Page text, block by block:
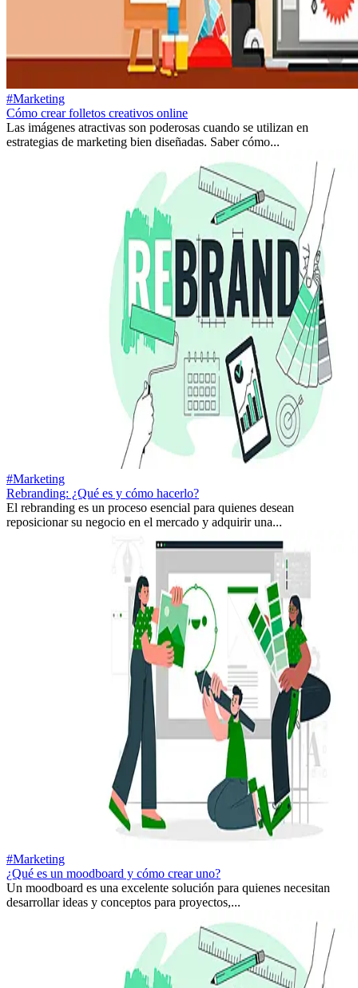
#Marketing
Cómo crear folletos creativos online
Las imágenes atractivas son poderosas cuando se utilizan en
estrategias de marketing bien diseñadas. Saber cómo...
#Marketing
Rebranding: ¿Qué es y cómo hacerlo?
El rebranding es un proceso esencial para quienes desean
reposicionar su negocio en el mercado y adquirir una...
#Marketing
¿Qué es un moodboard y cómo crear uno?
Un moodboard es una excelente solución para quienes necesitan
desarrollar ideas y conceptos para proyectos,...